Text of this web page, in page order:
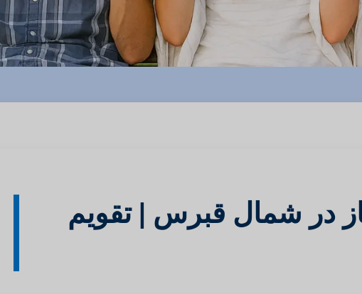
در شمال قبرس | تقویم